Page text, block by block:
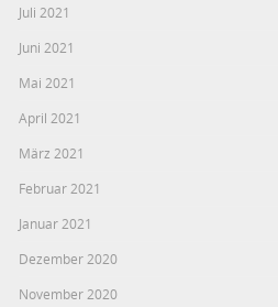
Juli 2021
Juni 2021
Mai 2021
April 2021
März 2021
Februar 2021
Januar 2021
Dezember 2020
November 2020